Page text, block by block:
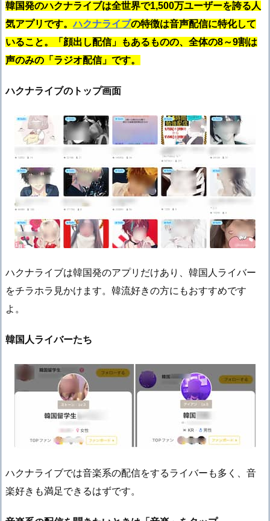
韓国発のハクナライブは全世界で1,500万ユーザーを誇る人
気アプリです。ハクナライブの特徴は音声配信に特化して
いること。「顔出し配信」もあるものの、全体の8～9割は
声のみの「ラジオ配信」です。
ハクナライブのトップ画面
ハクナライブは韓国発のアプリだけあり、韓国人ライバー
をチラホラ見かけます。韓流好きの方にもおすすめです
よ。
韓国人ライバーたち
ハクナライブでは音楽系の配信をするライバーも多く、音
楽好きも満足できるはずです。